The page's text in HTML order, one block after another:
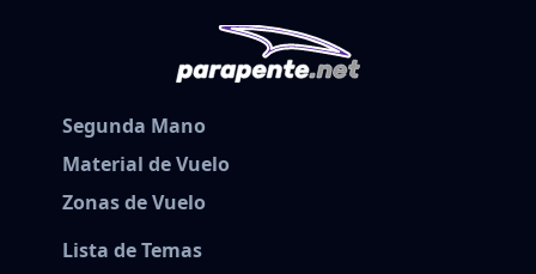
Segunda Mano
Material de Vuelo
Zonas de Vuelo
Lista de Temas